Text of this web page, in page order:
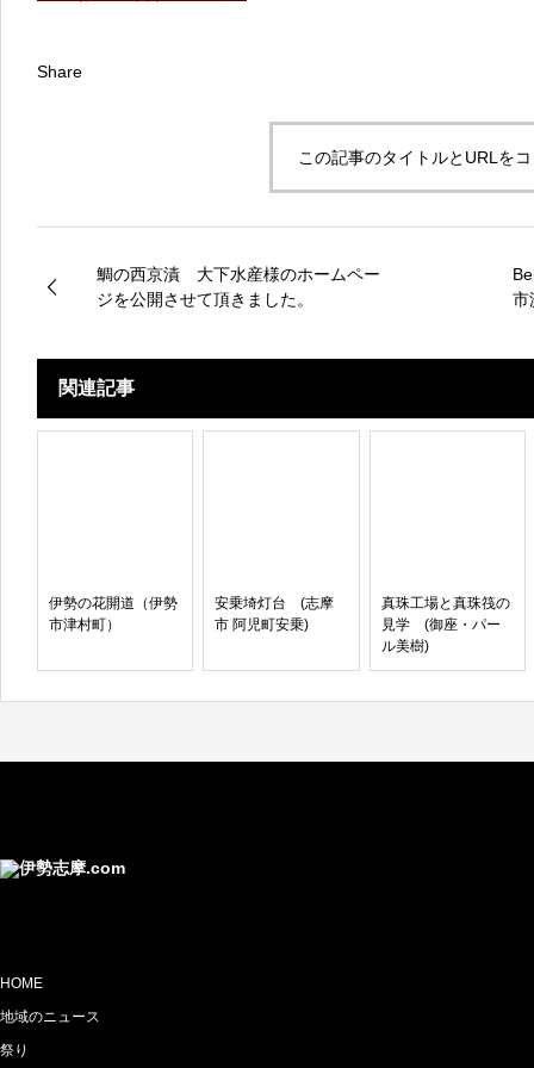
Share
この記事のタイトルとURLを
鯛の西京漬 大下水産様のホームペー
ジを公開させて頂きました。
市
関連記事
伊勢の花開道（伊勢
市津村町）
安乗埼灯台 (志摩
市 阿児町安乗)
真珠工場と真珠筏の
見学 (御座・パー
ル美樹)
HOME
地域のニュース
祭り